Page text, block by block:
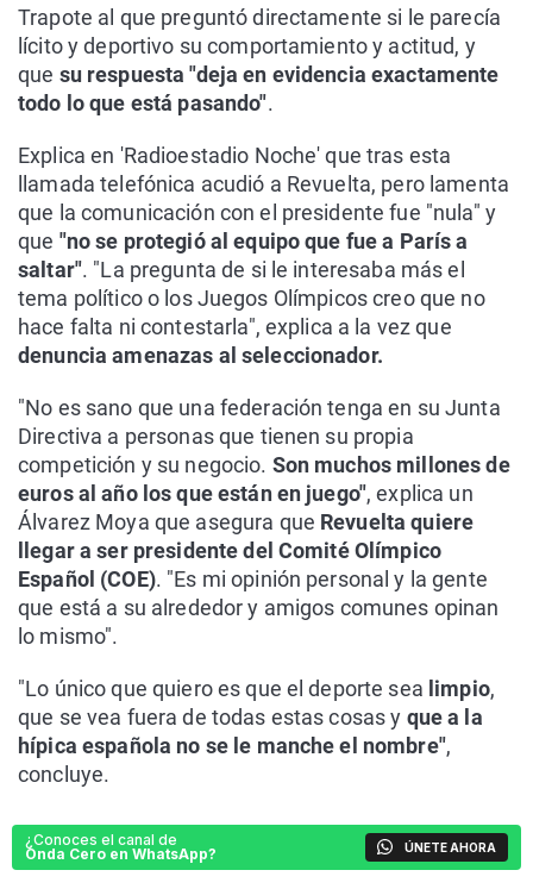
Trapote al que preguntó directamente si le parecía
lícito y deportivo su comportamiento y actitud, y
que su respuesta "deja en evidencia exactamente
todo lo que está pasando".
Explica en 'Radioestadio Noche' que tras esta
llamada telefónica acudió a Revuelta, pero lamenta
que la comunicación con el presidente fue "nula" y
que "no se protegió al equipo que fue a París a
saltar". "La pregunta de si le interesaba más el
tema político o los Juegos Olímpicos creo que no
hace falta ni contestarla", explica a la vez que
denuncia amenazas al seleccionador.
"No es sano que una federación tenga en su Junta
Directiva a personas que tienen su propia
competición y su negocio. Son muchos millones de
euros al año los que están en juego", explica un
Álvarez Moya que asegura que Revuelta quiere
llegar a ser presidente del Comité Olímpico
Español (COE). "Es mi opinión personal y la gente
que está a su alrededor y amigos comunes opinan
lo mismo".
"Lo único que quiero es que el deporte sea limpio,
que se vea fuera de todas estas cosas y que a la
hípica española no se le manche el nombre",
concluye.
¿Conoces el canal de
Onda Cero en WhatsApp?
ÚNETE AHORA